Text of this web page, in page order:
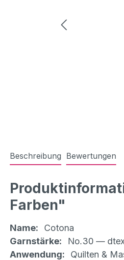
Beschreibung Bewertungen
Farben"
Name: Cotona
Garnstärke: No.30 —
Anwendung: Quilten &